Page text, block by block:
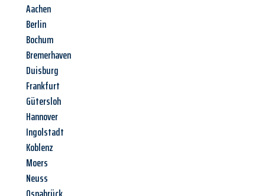
Aachen
Berlin
Bochum
Bremerhaven
Duisburg
Frankfurt
Gütersloh
Hannover
Ingolstadt
Koblenz
Moers
Neuss